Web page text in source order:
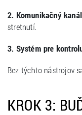
2. Komunikačný kanál
stretnutí.
3. Systém pre
Bez týchto nástrojov
KROK 3: